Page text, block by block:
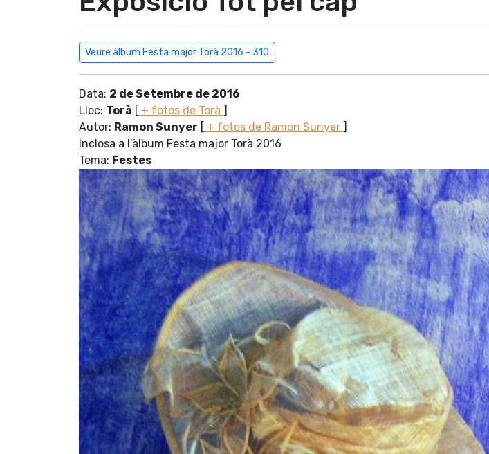
Veure àlbum Festa major Torà 2016 - 310
Data: 2 de Setembre de 2016
Lloc: Torà [ + fotos de Torà ]
Autor: Ramon Sunyer [ + fotos de Ramon Sunyer ]
Inclosa a l'àlbum Festa major Torà 2016
Tema: Festes